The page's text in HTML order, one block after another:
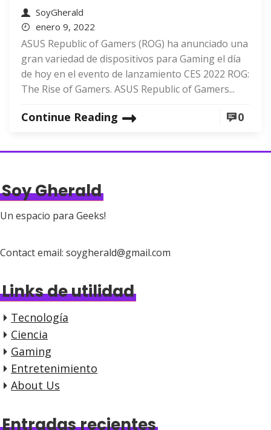
SoyGherald
enero 9, 2022
ASUS Republic of Gamers (ROG) ha anunciado una
gran variedad de dispositivos para Gaming el día
de hoy en el evento de lanzamiento CES 2022 ROG:
The Rise of Gamers. ASUS Republic of Gamers...
Continue Reading 0
Soy Gherald
Un espacio para Geeks!
Contact email: soygherald@gmail.com
Links de utilidad
Tecnología
Ciencia
Gaming
Entretenimiento
About Us
Entradas recientes